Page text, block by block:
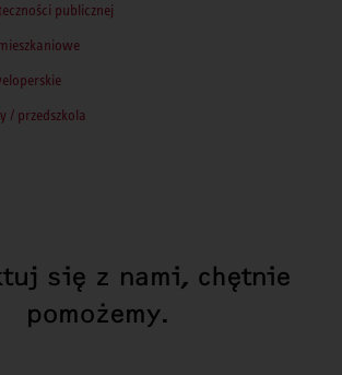
publicznej
/ przedszkola
się z nami, chętnie
pomożemy.